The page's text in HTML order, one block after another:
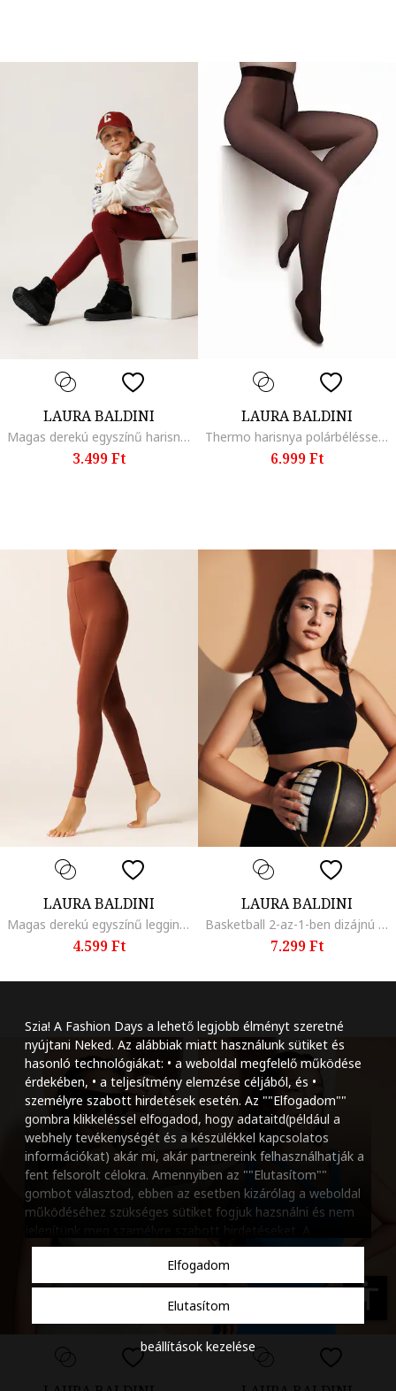
Szia! A Fashion Days a lehető legjobb élményt szeretné
nyújtani Neked. Az alábbiak miatt használunk sütiket és
hasonló technológiákat: • a weboldal megfelelő működése
érdekében, • a teljesítmény elemzése céljából, és •
személyre szabott hirdetések esetén. Az ""Elfogadom""
gombra klikkeléssel elfogadod, hogy adataitd(például a
webhely tevékenységét és a készülékkel kapcsolatos
információkat) akár mi, akár partnereink felhasználhatják a
fent felsorolt célokra. Amennyiben az ""Elutasítom""
gombot választod, ebben az esetben kizárólag a weboldal
működéséhez szükséges sütiket fogjuk hazsnálni és nem
beállításaidat bármikor módosíthatod, a ""Beállítások
kezelése"" gombra kattintva. Tudj meg többet
szabályzatunkról.
Elfogadom
Elutasítom
beállítások kezelése
LAURA BALDINI
Magas derekú egyszínű harisnyanadrág, Bordó
3.499 Ft
LAURA BALDINI
Thermo harisnya polárbéléssel, Fekete
6.999 Ft
LAURA BALDINI
Magas derekú egyszínű leggings, Barna
4.599 Ft
LAURA BALDINI
Basketball 2-az-1-ben dizájnú sportmelltartó, Fekete
7.299 Ft
accessibility
Szöveg méretének
Szóköz növelése
Szóköz csökkentése
Sortávolság
Sortávolság
Színek invertálása
Szürke
Nagy kurzor
Animációk letiltása